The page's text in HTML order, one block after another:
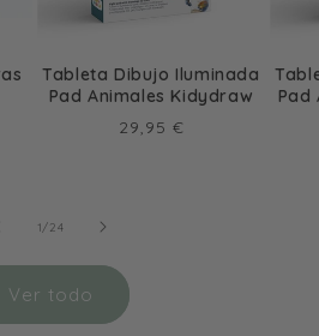
Tableta Dibujo Iluminada
Pad Animales Kidydraw
Precio
29,95 €
Pad
1/de
24
Ver todo